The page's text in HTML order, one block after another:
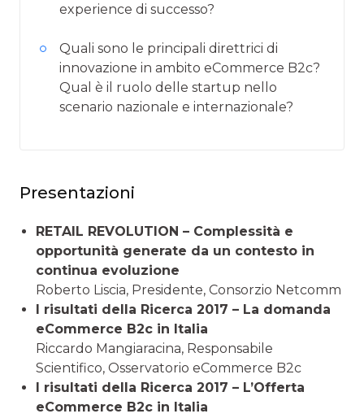
experience di successo?
Quali sono le principali direttrici di
innovazione in ambito eCommerce B2c?
Qual è il ruolo delle startup nello
scenario nazionale e internazionale?
Presentazioni
RETAIL REVOLUTION – Complessità e
opportunità generate da un contesto in
continua evoluzione
Roberto Liscia, Presidente, Consorzio Netcomm
I risultati della Ricerca 2017 – La domanda
eCommerce B2c in Italia
Riccardo Mangiaracina, Responsabile
Scientifico, Osservatorio eCommerce B2c
I risultati della Ricerca 2017 – L’Offerta
eCommerce B2c in Italia